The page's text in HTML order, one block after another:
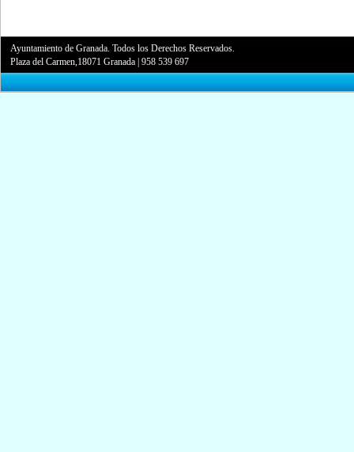
Ayuntamiento de Granada. Todos los Derechos Reservados.
Plaza del Carmen,18071 Granada |958 539 697